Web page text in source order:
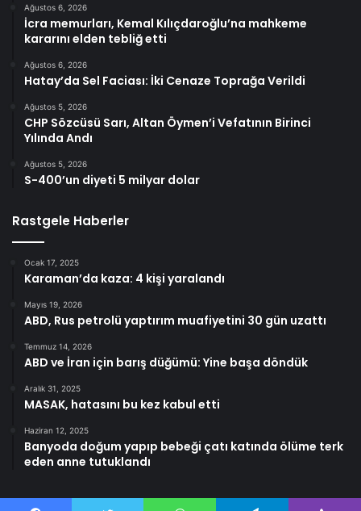
Ağustos 6, 2026
İcra memurları, Kemal Kılıçdaroğlu’na mahkeme
kararını elden tebliğ etti
Ağustos 6, 2026
Hatay’da Sel Faciası: İki Cenaze Toprağa Verildi
Ağustos 5, 2026
CHP Sözcüsü Sarı, Altan Öymen’i Vefatının Birinci
Yılında Andı
Ağustos 5, 2026
S-400’un diyeti 5 milyar dolar
Rastgele Haberler
Ocak 17, 2025
Karaman’da kaza: 4 kişi yaralandı
Mayıs 19, 2026
ABD, Rus petrolü yaptırım muafiyetini 30 gün uzattı
Temmuz 14, 2026
ABD ve İran için barış düğümü: Yine başa döndük
Aralık 31, 2025
MASAK, hatasını bu kez kabul etti
Haziran 12, 2025
Banyoda doğum yapıp bebeği çatı katında ölüme terk
eden anne tutuklandı